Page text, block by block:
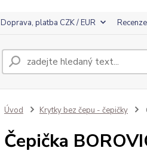
Doprava, platba CZK / EUR Recenze
Úvod Krytky bez čepu - čepičky
Čepička